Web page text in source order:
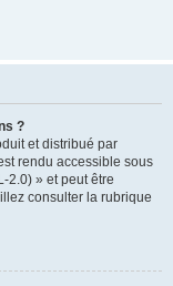
?
et distribué par
rendu accessible sous
2.0) » et peut être
consulter la rubrique